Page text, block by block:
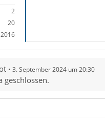
2
20
3. September 2024 um 20:30
geschlossen.